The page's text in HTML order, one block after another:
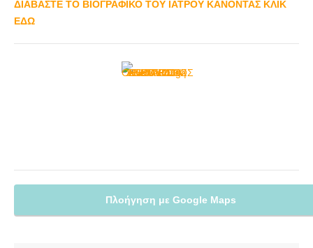
ΔΙΑΒΑΣΤΕ ΤΟ ΒΙΟΓΡΑΦΙΚΟ ΤΟΥ ΙΑΤΡΟΥ ΚΑΝΟΝΤΑΣ ΚΛΙΚ
ΕΔΩ
Πλοήγηση με Google Maps